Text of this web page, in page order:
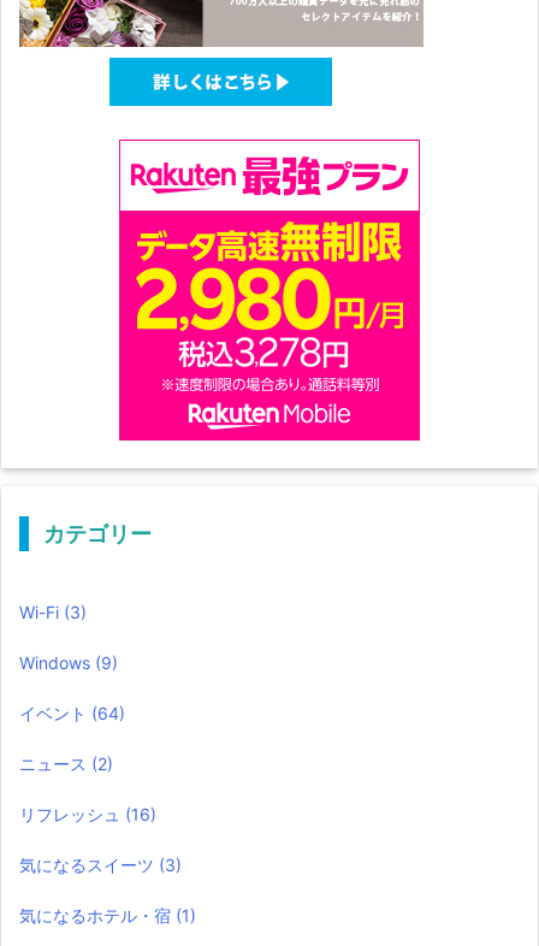
カテゴリー
Wi-Fi (3)
Windows (9)
イベント (64)
ニュース (2)
リフレッシュ (16)
気になるスイーツ (3)
気になるホテル・宿 (1)